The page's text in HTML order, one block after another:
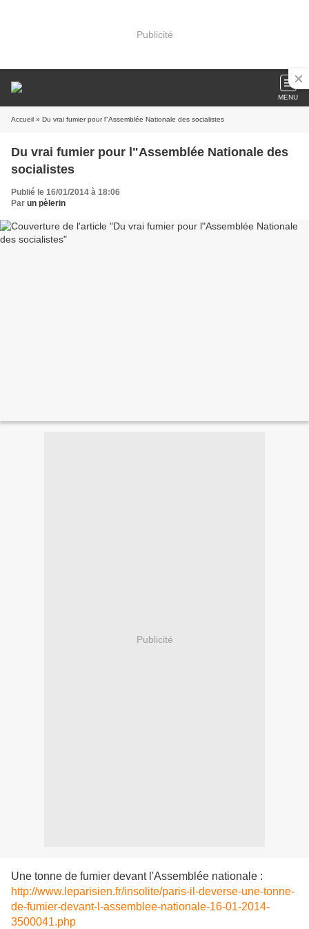
Publicité
MENU
Accueil » Du vrai fumier pour l"Assemblée Nationale des socialistes
Du vrai fumier pour l"Assemblée Nationale des
socialistes
Publié le 16/01/2014 à 18:06
Par un pèlerin
Publicité
Une tonne de fumier devant l'Assemblée nationale :
http://www.leparisien.fr/insolite/paris-il-deverse-une-tonne-
de-fumier-devant-l-assemblee-nationale-16-01-2014-
3500041.php